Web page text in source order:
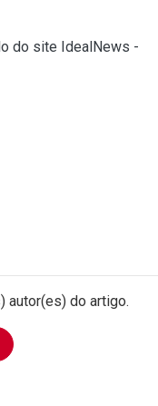
do site IdealNews -
autor(es) do artigo.